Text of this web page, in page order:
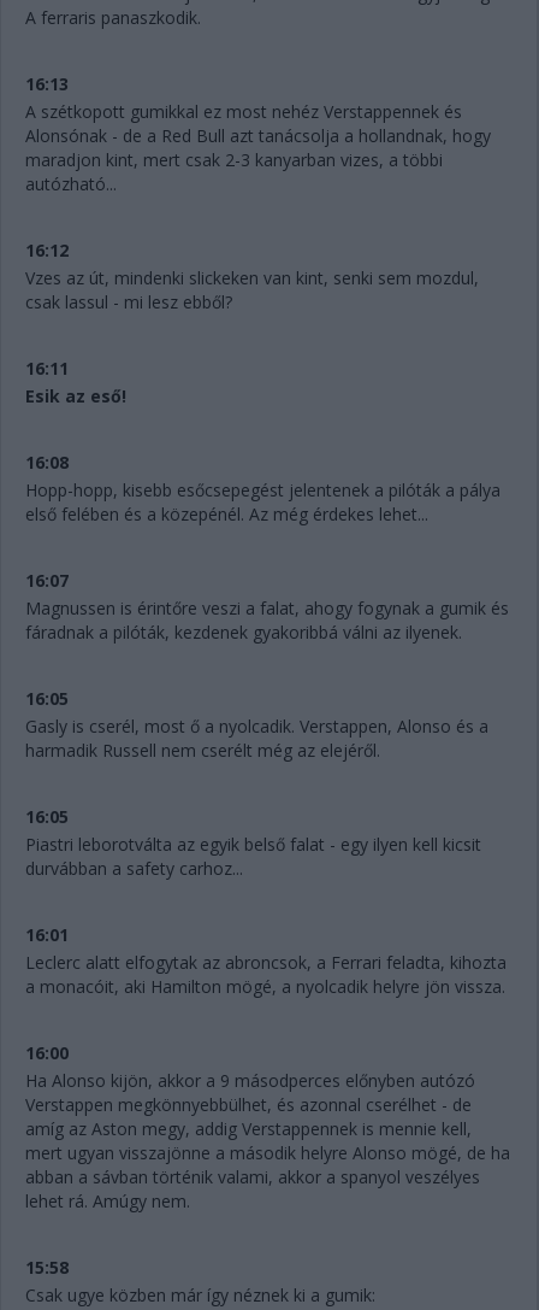
A ferraris panaszkodik.
16:13
A szétkopott gumikkal ez most nehéz Verstappennek és
Alonsónak - de a Red Bull azt tanácsolja a hollandnak, hogy
maradjon kint, mert csak 2-3 kanyarban vizes, a többi
autózható...
16:12
Vzes az út, mindenki slickeken van kint, senki sem mozdul,
csak lassul - mi lesz ebből?
16:11
Esik az eső!
16:08
Hopp-hopp, kisebb esőcsepegést jelentenek a pilóták a pálya
első felében és a közepénél. Az még érdekes lehet...
16:07
Magnussen is érintőre veszi a falat, ahogy fogynak a gumik és
fáradnak a pilóták, kezdenek gyakoribbá válni az ilyenek.
16:05
Gasly is cserél, most ő a nyolcadik. Verstappen, Alonso és a
harmadik Russell nem cserélt még az elejéről.
16:05
Piastri leborotválta az egyik belső falat - egy ilyen kell kicsit
durvábban a safety carhoz...
16:01
Leclerc alatt elfogytak az abroncsok, a Ferrari feladta, kihozta
a monacóit, aki Hamilton mögé, a nyolcadik helyre jön vissza.
16:00
Ha Alonso kijön, akkor a 9 másodperces előnyben autózó
Verstappen megkönnyebbülhet, és azonnal cserélhet - de
amíg az Aston megy, addig Verstappennek is mennie kell,
mert ugyan visszajönne a második helyre Alonso mögé, de ha
abban a sávban történik valami, akkor a spanyol veszélyes
lehet rá. Amúgy nem.
15:58
Csak ugye közben már így néznek ki a gumik: